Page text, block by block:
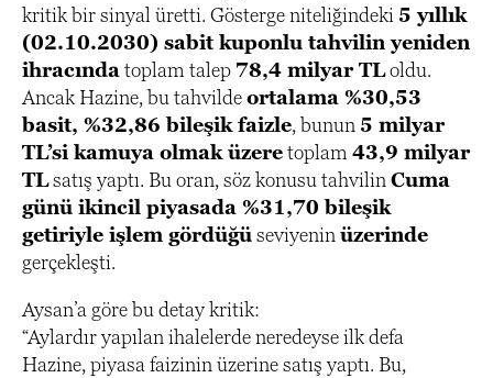
kritik bir sinyal üretti. Gösterge niteliğindeki 5 yıllık
(02.10.2030) sabit kuponlu tahvilin yeniden
ihracında toplam talep 78,4 milyar TLoldu.
Ancak Hazine, bu tahvildeortalama %30,53
basit, %32,86 bileşik faizle, bunun 5 milyar
TL’si kamuya olmak üzeretoplam 43,9 milyar
TLsatış yaptı. Bu oran, söz konusu tahvilin Cuma
günü ikincil piyasada %31,70 bileşik
getiriyle işlem gördüğüseviyenin üzerinde
gerçekleşti.
Aysan’a göre bu detay kritik:
“Aylardır yapılan ihalelerde neredeyse ilk defa
Hazine, piyasa faizinin üzerine satış yaptı. Bu,